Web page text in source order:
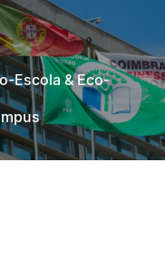
Escola & Eco-